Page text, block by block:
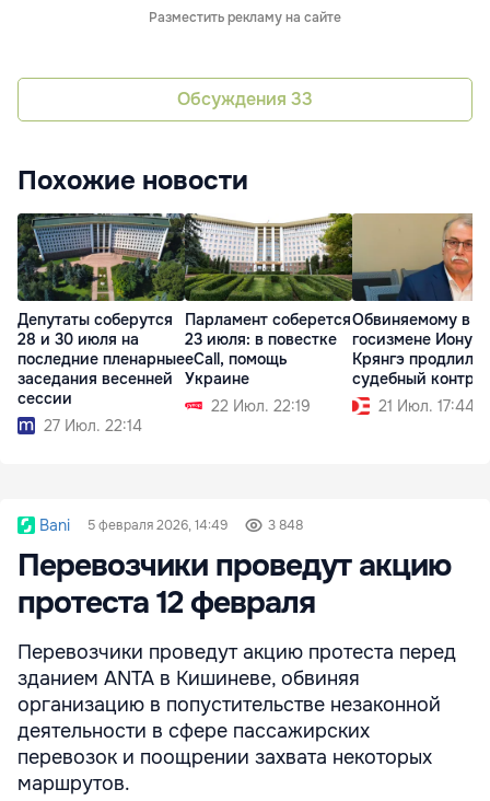
Разместить рекламу на сайте
Обсуждения 33
Похожие новости
Депутаты соберутся
28 и 30 июля на
последние пленарные
заседания весенней
сессии
27 Июл. 22:14
Парламент соберется
23 июля: в повестке
eCall, помощь
Украине
22 Июл. 22:19
Обвиняемому в
госизмене Иону
Крянгэ продлили
судебный
21 Июл. 17:44
Bani 5 февраля 2026, 14:49 3 848
Перевозчики проведут акцию
протеста 12 февраля
Перевозчики проведут акцию протеста перед
зданием ANTA в Кишиневе, обвиняя
организацию в попустительстве незаконной
деятельности в сфере пассажирских
перевозок и поощрении захвата некоторых
маршрутов.